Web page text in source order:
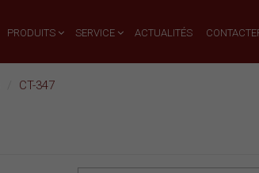
PRODUITS SERVICE ACTUALITÉS
CT-347